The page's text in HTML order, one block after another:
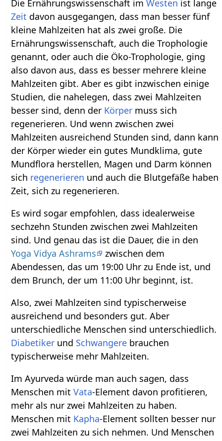
Die Ernährungswissenschaft imWesten ist lange
Zeit davon ausgegangen, dass man besser fünf
kleine Mahlzeiten hat als zwei große. Die
Ernährungswissenschaft, auch die Trophologie
genannt, oder auch die Öko-Trophologie, ging
also davon aus, dass es besser mehrere kleine
Mahlzeiten gibt. Aber es gibt inzwischen einige
Studien, die nahelegen, dass zwei Mahlzeiten
besser sind, denn der Körper muss sich
regenerieren. Und wenn zwischen zwei
Mahlzeiten ausreichend Stunden sind, dann kann
der Körper wieder ein gutes Mundklima, gute
Mundflora herstellen, Magen und Darm können
sich regenerieren und auch die Blutgefäße haben
Zeit, sich zu regenerieren.
Es wird sogar empfohlen, dass idealerweise
sechzehn Stunden zwischen zwei Mahlzeiten
sind. Und genau das ist die Dauer, die in den
Yoga Vidya Ashrams
zwischen dem
Abendessen, das um 19:00 Uhr zu Ende ist, und
dem Brunch, der um 11:00 Uhr beginnt, ist.
Also, zwei Mahlzeiten sind typischerweise
ausreichend und besonders gut. Aber
unterschiedliche Menschen sind unterschiedlich.
Diabetiker und Schwangere brauchen
typischerweise mehr Mahlzeiten.
Im Ayurveda würde man auch sagen, dass
Menschen mitVata-Element davon profitieren,
mehr als nur zwei Mahlzeiten zu haben.
Menschen mit Kapha-Element sollten besser nur
zwei Mahlzeiten zu sich nehmen. Und Menschen